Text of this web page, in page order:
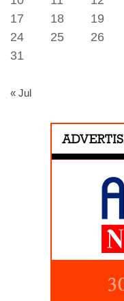
17
18 19
24
25 26
31
« Jul